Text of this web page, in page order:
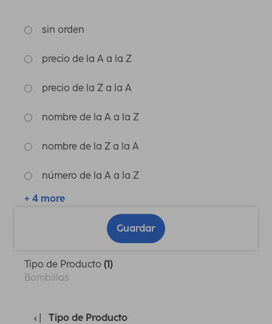
sin orden
precio de la A a la Z
precio de la Z a la A
nombre de la A a la Z
nombre de la Z a la A
número de la A a la Z
+ 4 more
Guardar
Tipo de Producto (1)
Bombillas
Tipo de Producto